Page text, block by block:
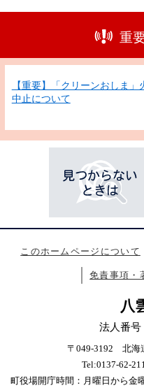
重
【重要】「クリーンおしま
中止について
このホームページについて
免責事項・
八
法人番号
〒049-3192 北海
Tel:0137-62-
町役場開庁時間：月曜日から